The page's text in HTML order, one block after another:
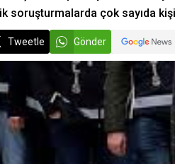
soruşturmalarda çok sayıda kişi
Tweetle Gönder